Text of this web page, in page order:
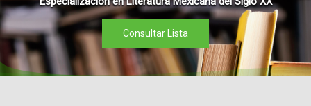
Consultar Lista